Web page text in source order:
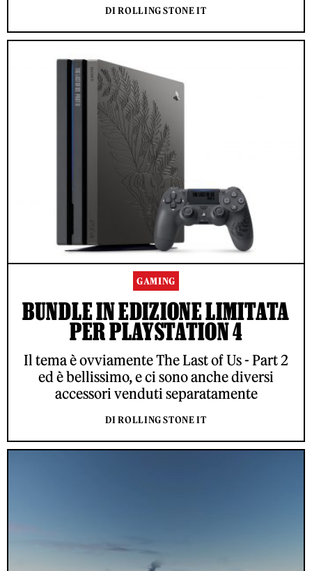
DI ROLLING STONE IT
GAMING
BUNDLE IN EDIZIONE LIMITATA
PER PLAYSTATION 4
Il tema è ovviamente The Last of Us - Part 2
ed è bellissimo, e ci sono anche diversi
accessori venduti separatamente
DI ROLLING STONE IT